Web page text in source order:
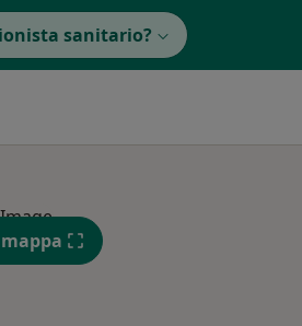
sanitario?